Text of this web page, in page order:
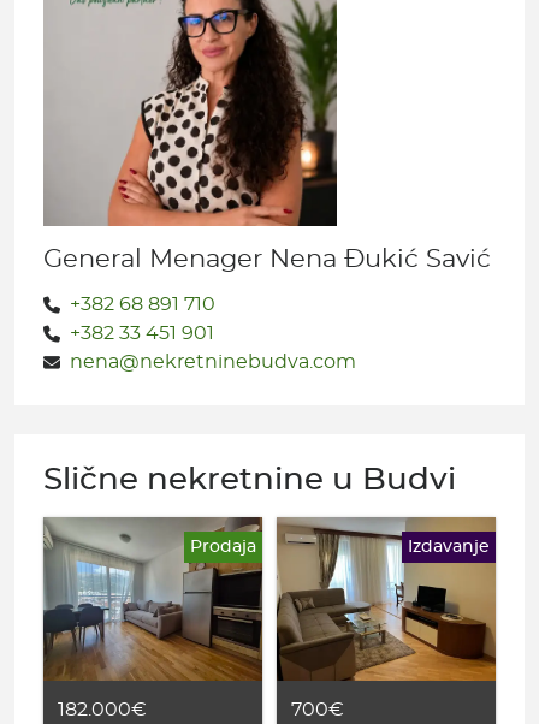
General Menager Nena Đukić Savić
+382 68 891 710
+382 33 451 901
nena@nekretninebudva.com
Slične nekretnine u Budvi
Prodaja
182.000€
Izdavanje
700€